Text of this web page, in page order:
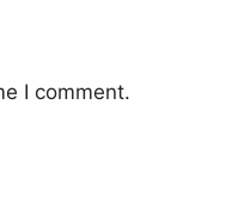
I comment.